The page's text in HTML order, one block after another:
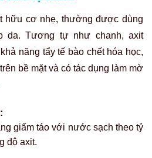
nhà
chân mày tại nhà, sử dụng
phương pháp hiệu quả nhanh
cũng là lựa chọn tiềm ẩn nhiều
Thành phần chính của các loại
các hoạt chất hóa học mạnh như